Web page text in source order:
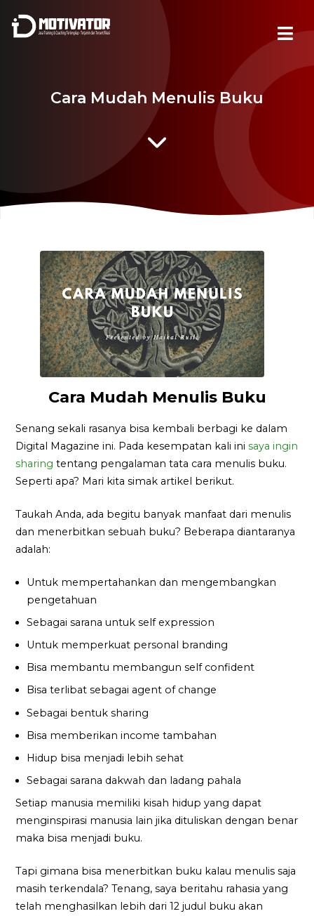
Cara Mudah Menulis Buku
Cara Mudah Menulis Buku
Senang sekali rasanya bisa kembali berbagi ke dalam
Digital Magazine ini. Pada kesempatan kali inisaya ingin
sharing tentang pengalaman tata cara menulis buku.
Seperti apa? Mari kita simak artikel berikut.
Taukah Anda, ada begitu banyak manfaat dari menulis
dan menerbitkan sebuah buku? Beberapa diantaranya
adalah:
Untuk mempertahankan dan mengembangkan
pengetahuan
Sebagai sarana untuk self expression
Untuk memperkuat personal branding
Bisa membantu membangun self confident
Bisa terlibat sebagai agent of change
Sebagai bentuk sharing
Bisa memberikan income tambahan
Hidup bisa menjadi lebih sehat
Sebagai sarana dakwah dan ladang pahala
Setiap manusia memiliki kisah hidup yang dapat
menginspirasi manusia lain jika dituliskan dengan benar
maka bisa menjadi buku.
Tapi gimana bisa menerbitkan buku kalau menulis saja
masih terkendala? Tenang, saya beritahu rahasia yang
telah menghasilkan lebih dari 12 judul buku akan